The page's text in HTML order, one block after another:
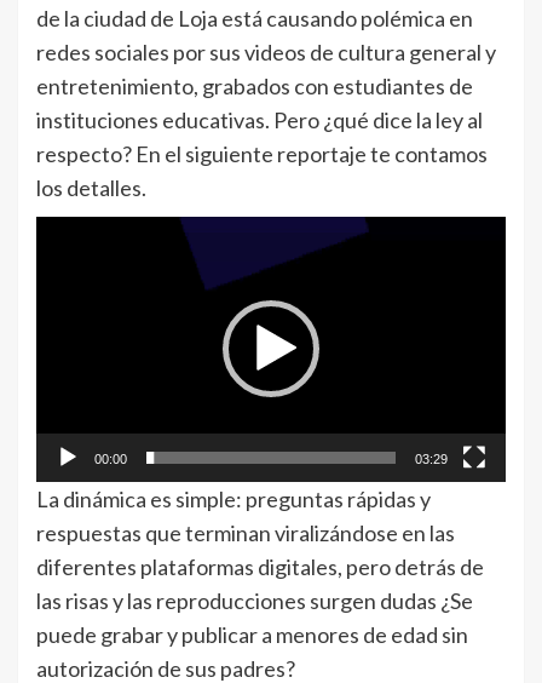
de la ciudad de Loja está causando polémica en
redes sociales por sus videos de cultura general y
entretenimiento, grabados con estudiantes de
instituciones educativas. Pero ¿qué dice la ley al
respecto? En el siguiente reportaje te contamos
los detalles.
00:00 03:29
La dinámica es simple: preguntas rápidas y
respuestas que terminan viralizándose en las
diferentes plataformas digitales, pero detrás de
las risas y las reproducciones surgen dudas ¿Se
puede grabar y publicar a menores de edad sin
autorización de sus padres?